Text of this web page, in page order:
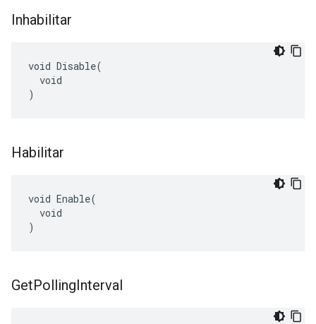
Inhabilitar
void Disable(
  void
)
Habilitar
void Enable(
  void
)
GetPollingInterval